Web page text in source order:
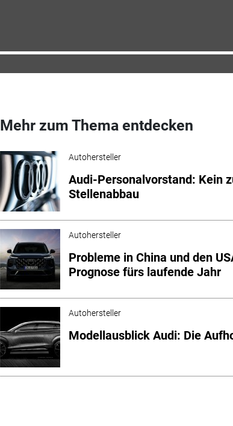
Mehr zum Thema entdecken
Autohersteller
Audi-Personalvorstand: Kein
Stellenabbau
Autohersteller
Probleme in China und den
Prognose fürs laufende Jahr
Autohersteller
Modellausblick Audi: Die